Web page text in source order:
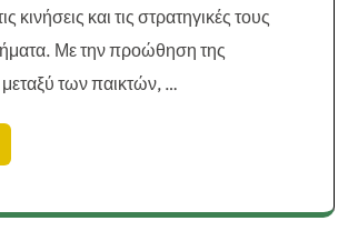
κινήσεις και τις στρατηγικές τους
Με την προώθηση της
των παικτών, …